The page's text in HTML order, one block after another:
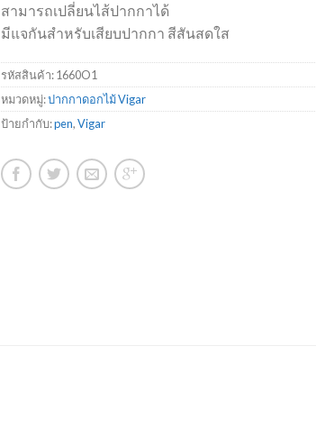
สามารถเปลี่ยนไส้ปากกาได้
มีแจกันสำหรับเสียบปากกา สีสันสดใส
รหัสสินค้า:1660O1
หมวดหมู่:ปากกาดอกไม้ Vigar
ป้ายกำกับ:pen,Vigar